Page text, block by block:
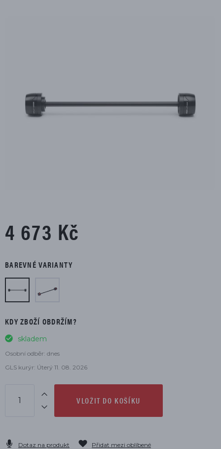
4 673 Kč
BAREVNÉ VARIANTY
KDY ZBOŽÍ OBDRŽÍM?
skladem
Osobní odběr: dnes
GLS kurýr: Úterý 11. 08. 2026
VLOŽIT DO KOŠÍKU
Dotaz na produkt Přidat mezi oblíbené